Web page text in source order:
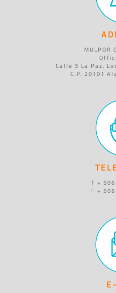
MULPOR
Calle 5 La Paz,
C.P. 20101
T +
F +